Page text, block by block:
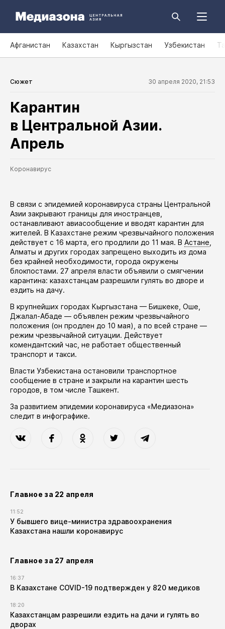
Афганистан Казахстан Кыргызстан Узбекистан
Сюжет 30 апреля 2020, 21:53
Карантин
в Центральной Азии.
Апрель
Коронавирус
В связи с эпидемией коронавируса страны Центральной
Азии закрывают границы для иностранцев,
останавливают авиасообщение и вводят карантин для
жителей. В Казахстане режим чрезвычайного положения
действует с 16 марта, его продлили до 11 мая. В Астане
Алматы и других городах запрещено выходить из дома
без крайней необходимости, города окружены
блокпостами. 27 апреля власти объявили о смягчении
карантина: казахстанцам разрешили гулять во дворе и
ездить на дачу.
В крупнейших городах Кыргызстана — Бишкеке, Оше,
Джалал-Абаде — объявлен режим чрезвычайного
положения (он продлен до 10 мая), а по всей стране —
режим чрезвычайной ситуации. Действует
комендантский час, не работает общественный
транспорт и такси.
Власти Узбекистана остановили транспортное
сообщение в стране и закрыли на карантин шесть
городов, в том числе Ташкент.
За развитием эпидемии коронавируса «Медиазона»
следит в инфографике.
Главное за 22 апреля
11:52
У бывшего вице-министра здравоохранения
Казахстана нашли коронавирус
Главное за 27 апреля
16:37
В Казахстане COVID-19 подтвержден у 820 медиков
18:20
Казахстанцам разрешили ездить на дачи и гулять во
дворах